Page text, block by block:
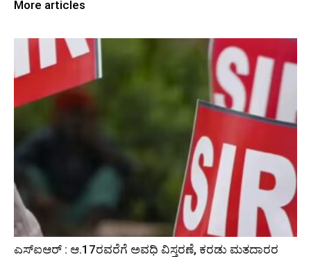
More articles
ಎಸ್‌ಐಆರ್‌ : ಆ.17ರವರೆಗೆ ಅವಧಿ ವಿಸ್ತರಣೆ, ಕರಡು ಮತದಾರರ